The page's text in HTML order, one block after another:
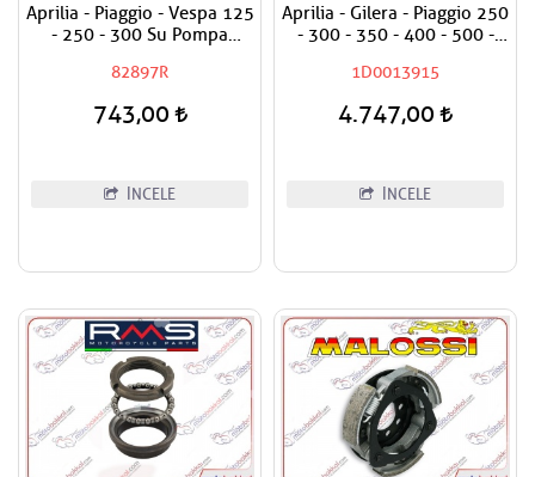
Aprilia - Piaggio - Vespa 125
- 250 - 300 Su Pompa
82897R
743,00
İNCELE
Aprilia - Gilera - Piaggio 250
- 300 - 350 - 400 - 500 -
Sinyal Flaşörü
1D0013915
4.747,00
İNCELE